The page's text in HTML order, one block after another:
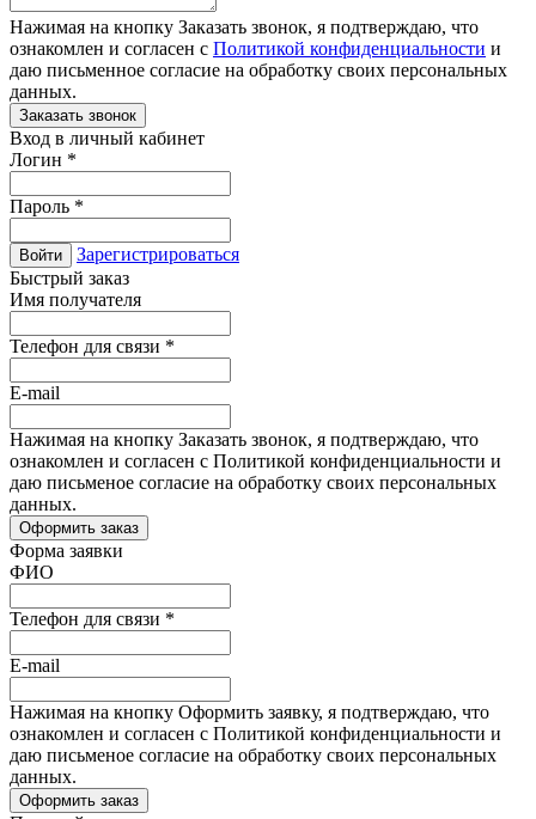
Нажимая на кнопку Заказать звонок, я подтверждаю, что
ознакомлен и согласен с Политикой конфиденциальности и
даю письменное согласие на обработку своих персональных
данных.
Вход в личный кабинет
Логин *
Пароль *
Войти
Зарегистрироваться
Быстрый заказ
Имя получателя
Телефон для связи *
E-mail
Нажимая на кнопку Заказать звонок, я подтверждаю, что
ознакомлен и согласен с Политикой конфиденциальности и
даю письменое согласие на обработку своих персональных
данных.
Форма заявки
ФИО
Телефон для связи *
E-mail
Нажимая на кнопку Оформить заявку, я подтверждаю, что
ознакомлен и согласен с Политикой конфиденциальности и
даю письменое согласие на обработку своих персональных
данных.